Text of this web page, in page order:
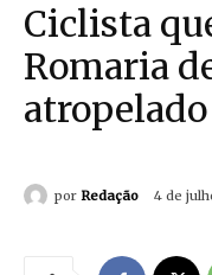
Ciclista
Romaria
por Redação 4 de